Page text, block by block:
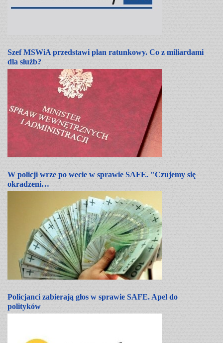
Szef MSWiA przedstawi plan ratunkowy. Co z miliardami
dla służb?
W policji wrze po wecie w sprawie SAFE. "Czujemy się
okradzeni…
Policjanci zabierają głos w sprawie SAFE. Apel do
polityków